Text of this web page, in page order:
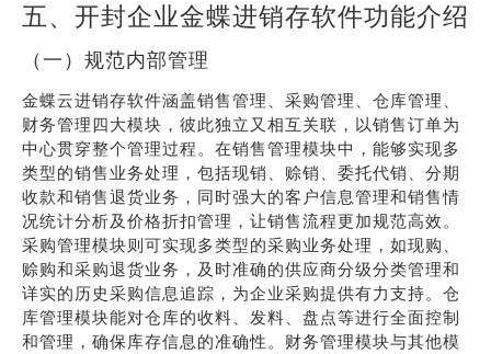
五、开封企业金蝶进销存软件功能介绍
（一）规范内部管理
金蝶云进销存软件涵盖销售管理、采购管理、仓库管理、
财务管理四大模块，彼此独立又相互关联，以销售订单为
中心贯穿整个管理过程。在销售管理模块中，能够实现多
类型的销售业务处理，包括现销、赊销、委托代销、分期
收款和销售退货业务，同时强大的客户信息管理和销售情
况统计分析及价格折扣管理，让销售流程更加规范高效。
采购管理模块则可实现多类型的采购业务处理，如现购、
赊购和采购退货业务，及时准确的供应商分级分类管理和
详实的历史采购信息追踪，为企业采购提供有力支持。仓
库管理模块能对仓库的收料、发料、盘点等进行全面控制
和管理，确保库存信息的准确性。财务管理模块与其他模